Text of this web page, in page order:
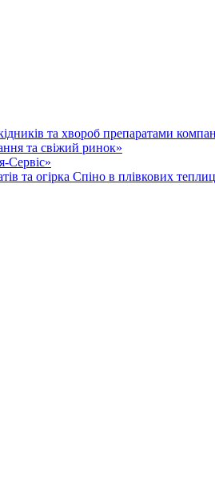
та хвороб препаратами
та свіжий ринок»
Сервіс»
та огірка Спіно в плівкових